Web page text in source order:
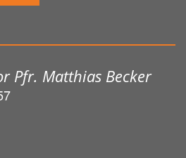
Pfr. Matthias Becker